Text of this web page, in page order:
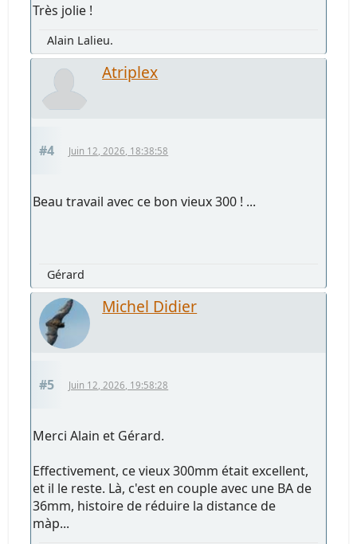
Très jolie !
Alain Lalieu.
Atriplex
#4 Juin 12, 2026, 18:38:58
Beau travail avec ce bon vieux 300 ! ...
Gérard
Michel Didier
#5 Juin 12, 2026, 19:58:28
Merci Alain et Gérard.
Effectivement, ce vieux 300mm était excellent,
et il le reste. Là, c'est en couple avec une BA de
36mm, histoire de réduire la distance de
màp...